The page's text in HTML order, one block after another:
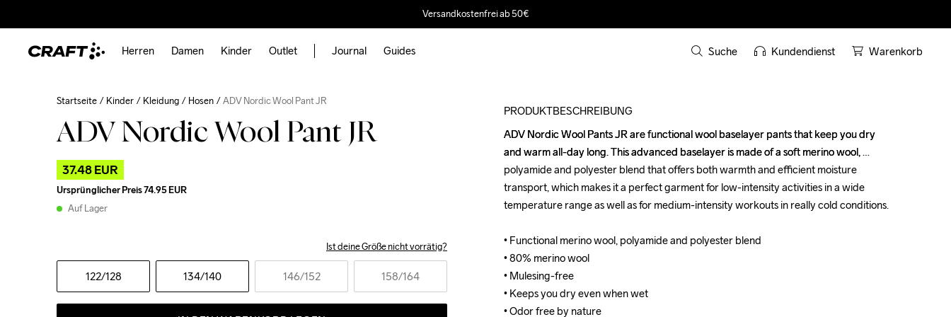
Versandkostenfrei ab 50€
Herren Damen Kinder Outlet Journal Guides Suche Kundendienst Warenkorb
Startseite Kinder Kleidung Hosen ADV Nordic Wool Pant JR
ADV Nordic Wool Pant JR
37.48 EUR
Ursprünglicher Preis74.95 EUR
Auf Lager
Ist deine Größe nicht vorrätig?
122/128 134/140 146/152 158/164
PRODUKTBESCHREIBUNG
ADV Nordic Wool Pants JR are functional wool baselayer pants that keep you dry
and warm all-day long. This advanced baselayer is made of a soft merino wool,
polyamide and polyester blend that offers both warmth and efficient moisture
transport, which makes it a perfect garment for low-intensity activities in a wide
temperature range as well as for medium-intensity workouts in really cold conditions.
• Functional merino wool, polyamide and polyester blend
• 80% merino wool
• Mulesing-free
• Keeps you dry even when wet
• Odor free by nature
ADV Nordic Wool Pants JR are functional wool baselayer pants that keep you dry
and warm all-day long. This advanced baselayer is made of a soft merino wool,
polyamide and polyester blend that offers both warmth and efficient moisture
transport, which makes it a perfect garment for low-intensity activities in a wide
temperature range as well as for medium-intensity workouts in really cold conditions.
• Functional merino wool, polyamide and polyester blend
• 80% merino wool
• Mulesing-free
• Keeps you dry even when wet
• Odor free by nature